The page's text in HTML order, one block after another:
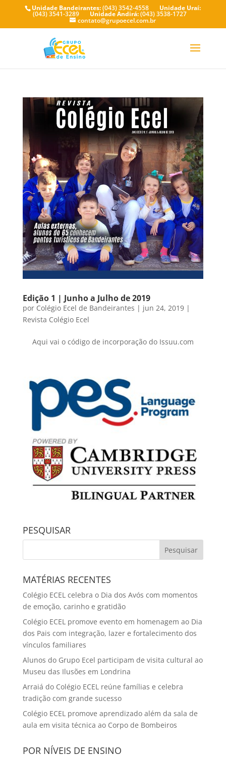
Unidade Bandeirantes:(043) 3542-4558 Unidade Uraí:
(043) 3541-3289 Unidade Andirá:(043) 3538-1727
contato@grupoecel.com.br
Edição 1 | Junho a Julho de 2019
por Colégio Ecel de Bandeirantes | jun 24, 2019|
Revista Colégio Ecel
Aqui vai o código de incorporação do Issuu.com
PESQUISAR
MATÉRIAS RECENTES
Colégio ECEL celebra o Dia dos Avós com momentos
de emoção, carinho e gratidão
Colégio ECEL promove evento em homenagem ao Dia
dos Pais com integração, lazer e fortalecimento dos
vínculos familiares
Alunos do Grupo Ecel participam de visita cultural ao
Museu das Ilusões em Londrina
Arraiá do Colégio ECEL reúne famílias e celebra
tradição com grande sucesso
Colégio ECEL promove aprendizado além da sala de
aula em visita técnica ao Corpo de Bombeiros
POR NÍVEIS DE ENSINO